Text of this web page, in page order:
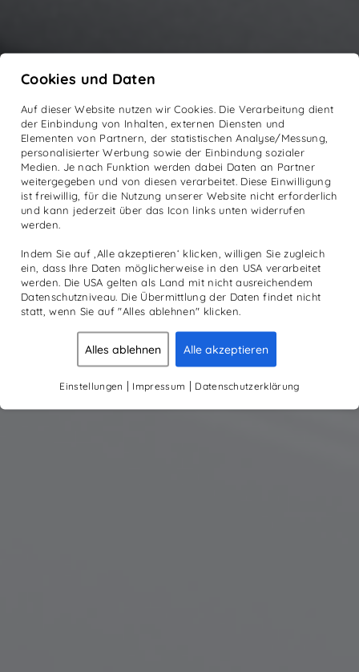
Cookies und Daten
Auf dieser Website nutzen wir Cookies. Die Verarbeitung dient
der Einbindung von Inhalten, externen Diensten und
Elementen von Partnern, der statistischen Analyse/Messung,
personalisierter Werbung sowie der Einbindung sozialer
Medien. Je nach Funktion werden dabei Daten an Partner
weitergegeben und von diesen verarbeitet. Diese Einwilligung
ist freiwillig, für die Nutzung unserer Website nicht erforderlich
und kann jederzeit über das Icon links unten widerrufen
werden.
Indem Sie auf ‚Alle akzeptieren‘ klicken, willigen Sie zugleich
ein, dass Ihre Daten möglicherweise in den USA verarbeitet
werden. Die USA gelten als Land mit nicht ausreichendem
Datenschutzniveau. Die Übermittlung der Daten findet nicht
statt, wenn Sie auf "Alles ablehnen" klicken.
Alles ablehnen Alle akzeptieren
Einstellungen | Impressum | Datenschutzerklärung